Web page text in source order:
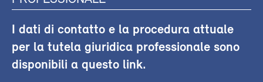
I dati di contatto e la procedura attuale
per la tutela giuridica professionale sono
disponibili a questo link.